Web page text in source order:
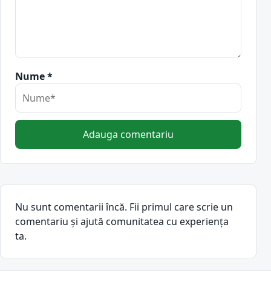
Nume *
Adauga comentariu
Nu sunt comentarii încă. Fii primul care scrie un
comentariu și ajută comunitatea cu experiența
ta.